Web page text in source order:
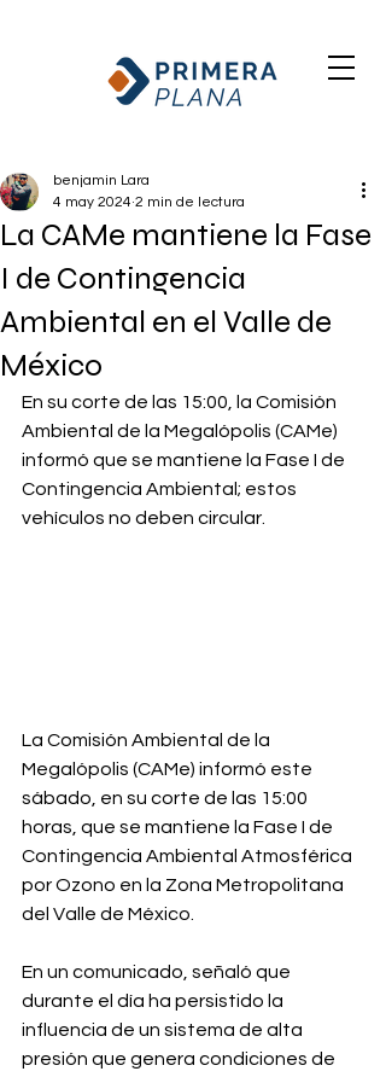
La CAMe mantiene la Fase
I de Contingencia
Ambiental en el Valle de
México
benjamin Lara
4 may 2024 2 min de lectura
En su corte de las 15:00, la Comisión
Ambiental de la Megalópolis (CAMe)
informó que se mantiene la Fase I de
Contingencia Ambiental; estos
vehículos no deben circular.
La Comisión Ambiental de la
Megalópolis (CAMe) informó este
sábado, en su corte de las 15:00
horas, que se mantiene la Fase I de
Contingencia Ambiental Atmosférica
por Ozono en la Zona Metropolitana
del Valle de México.
En un comunicado, señaló que
durante el día ha persistido la
influencia de un sistema de alta
presión que genera condiciones de